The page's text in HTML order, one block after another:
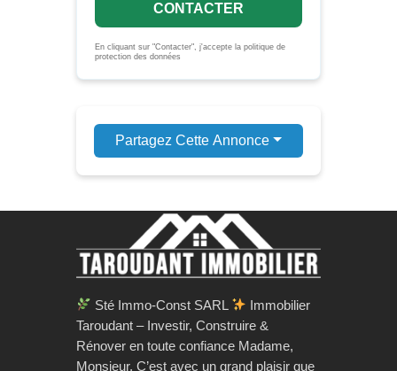
CONTACTER
En cliquant sur "Contacter", j'accepte la politique de
protection des données
Partagez Cette Annonce
Sté Immo-Const SARL
Immobilier
Taroudant – Investir, Construire &
Rénover en toute confiance Madame,
Monsieur, C’est avec un grand plaisir que